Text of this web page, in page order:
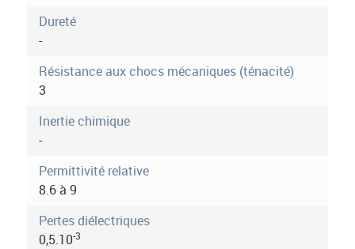
o
n
Dureté
-
Résistance aux chocs mécaniques (ténacité)
3
Inertie chimique
-
Permittivité relative
8.6 à 9
Pertes diélectriques
0,5.10-3